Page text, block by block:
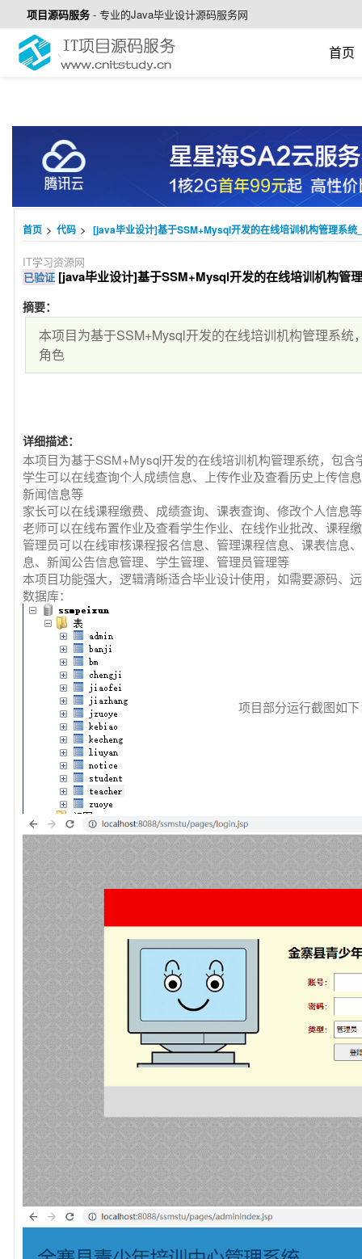
项目源码服务 - 专业的Java毕业设计源码服务网
首页
首页 > 代码 > [java毕业设计]基于SSM+Mysql开发的在线培训机构管理系统
IT学习资源网
已验证 [java毕业设计]基于SSM+Mysql开发的在线培训机构管
摘要：
本项目为基于SSM+Mysql开发的在线培训机构管理系
角色
详细描述：
本项目为基于SSM+Mysql开发的在线培训机构管理系统，包
学生可以在线查询个人成绩信息、上传作业及查看历史上传信
新闻信息等
家长可以在线课程缴费、成绩查询、课表查询、修改个人信息等
老师可以在线布置作业及查看学生作业、在线作业批改、课程
管理员可以在线审核课程报名信息、管理课程信息、课表信息
息、新闻公告信息管理、学生管理、管理员管理等
本项目功能强大，逻辑清晰适合毕业设计使用，如需要源码、
数据库：
项目部分运行截图如